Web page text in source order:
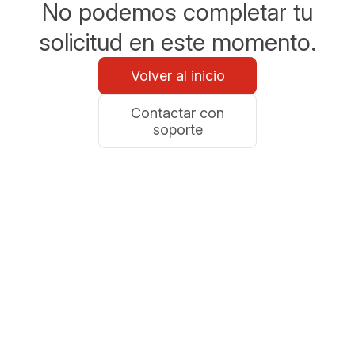
No podemos completar tu
solicitud en este momento.
Volver al inicio
Contactar con
soporte